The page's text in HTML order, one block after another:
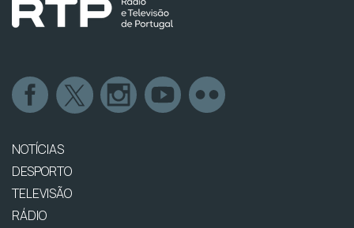
NOTÍCIAS
DESPORTO
TELEVISÃO
RÁDIO